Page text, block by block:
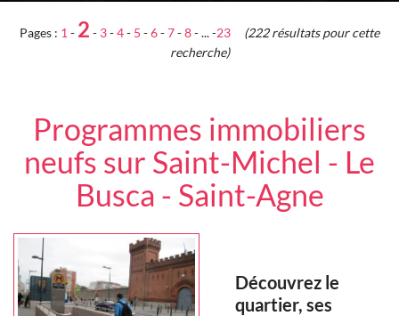
Pages : 1 - 2 - 3-4- 5 -6-7-8- ... -23
(222 résultats pour cette
recherche)
Programmes immobiliers
neufs sur Saint-Michel - Le
Busca - Saint-Agne
Découvrez le
quartier, ses